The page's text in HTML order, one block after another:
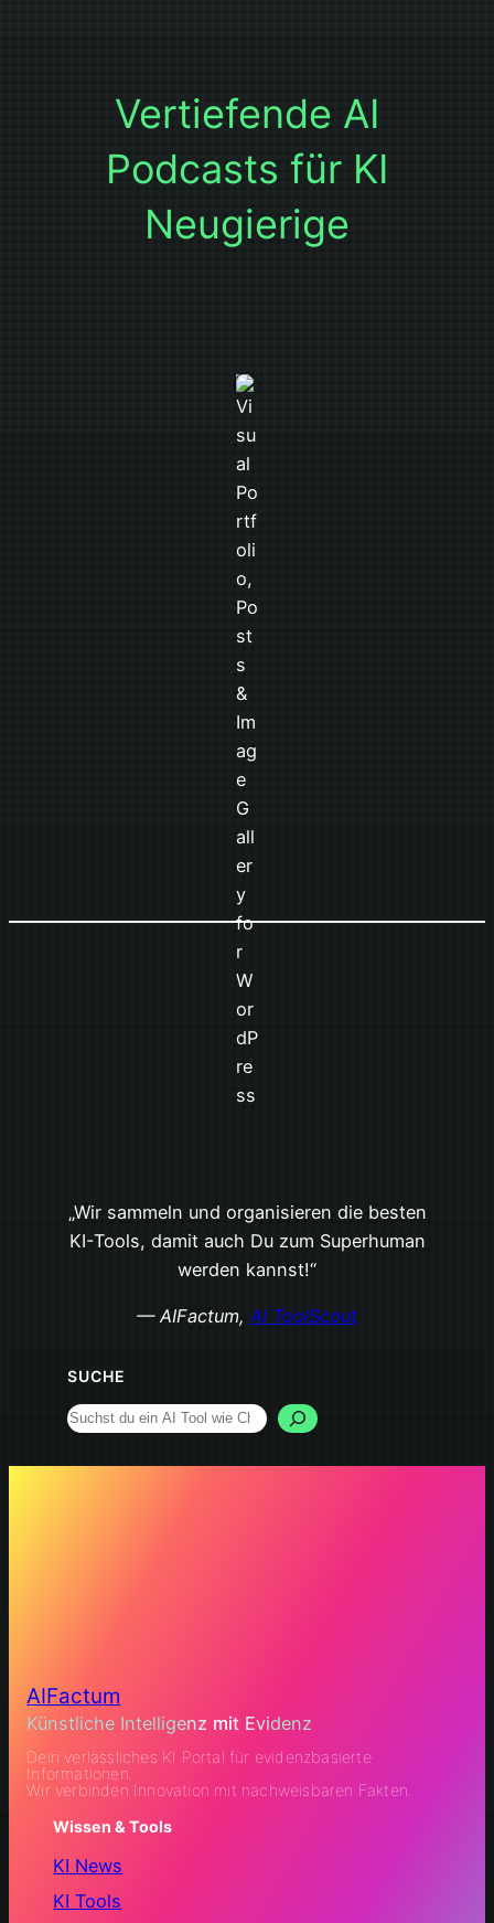
Vertiefende AI
Podcasts für KI
Neugierige
„Wir sammeln und organisieren die besten
KI-Tools, damit auch Du zum Superhuman
werden kannst!“
— AIFactum, AI ToolScout
SUCHE
Search
AIFactum
Künstliche Intelligenz mit Evidenz
Dein verlässliches KI Portal für evidenzbasierte
Informationen.
Wir verbinden Innovation mit nachweisbaren Fakten.
Wissen & Tools
KI News
KI Tools